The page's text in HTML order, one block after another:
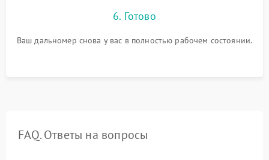
6. Готово
Ваш дальномер снова у вас в полностью рабочем состоянии.
FAQ. Ответы на вопросы